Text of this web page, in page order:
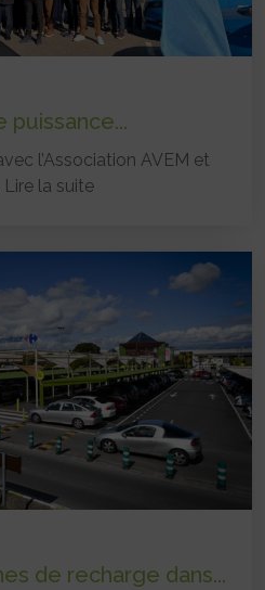
puissance...
l’Association AVEM et
Lire la suite
de recharge dans...